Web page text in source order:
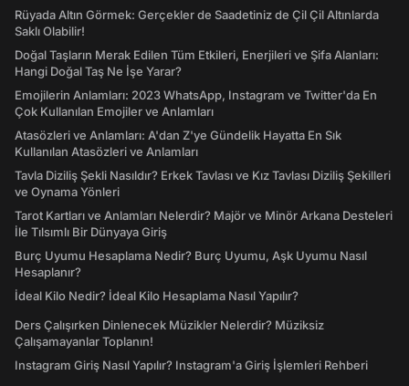
Rüyada Altın Görmek: Gerçekler de Saadetiniz de Çil Çil Altınlarda
Saklı Olabilir!
Doğal Taşların Merak Edilen Tüm Etkileri, Enerjileri ve Şifa Alanları:
Hangi Doğal Taş Ne İşe Yarar?
Emojilerin Anlamları: 2023 WhatsApp, Instagram ve Twitter'da En
Çok Kullanılan Emojiler ve Anlamları
Atasözleri ve Anlamları: A'dan Z'ye Gündelik Hayatta En Sık
Kullanılan Atasözleri ve Anlamları
Tavla Diziliş Şekli Nasıldır? Erkek Tavlası ve Kız Tavlası Diziliş Şekilleri
ve Oynama Yönleri
Tarot Kartları ve Anlamları Nelerdir? Majör ve Minör Arkana Desteleri
İle Tılsımlı Bir Dünyaya Giriş
Burç Uyumu Hesaplama Nedir? Burç Uyumu, Aşk Uyumu Nasıl
Hesaplanır?
İdeal Kilo Nedir? İdeal Kilo Hesaplama Nasıl Yapılır?
Ders Çalışırken Dinlenecek Müzikler Nelerdir? Müziksiz
Çalışamayanlar Toplanın!
Instagram Giriş Nasıl Yapılır? Instagram'a Giriş İşlemleri Rehberi